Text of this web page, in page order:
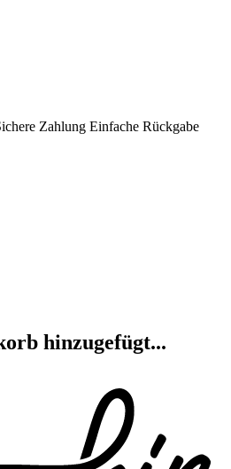
Zahlung Einfache Rückgabe
hinzugefügt...